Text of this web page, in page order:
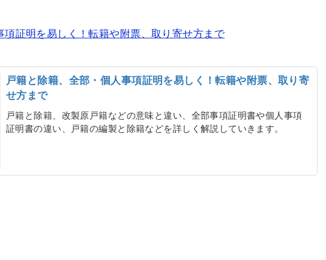
項証明を易しく！転籍や附票、取り寄せ方まで
戸籍と除籍、全部・個人事項証明を易しく！転籍や附票、取り寄
せ方まで
戸籍と除籍、改製原戸籍などの意味と違い、全部事項証明書や個人事項
証明書の違い、戸籍の編製と除籍などを詳しく解説していきます。